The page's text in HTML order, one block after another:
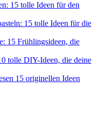
15 tolle Ideen für den
15 tolle Ideen für die
15 Frühlingsideen, die
tolle DIY-Ideen, die deine
15 originellen Ideen